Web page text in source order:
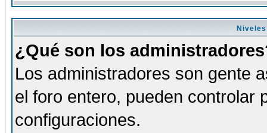
¿Qué son los
Los administradores son gente
el foro entero, pueden controlar
configuraciones.